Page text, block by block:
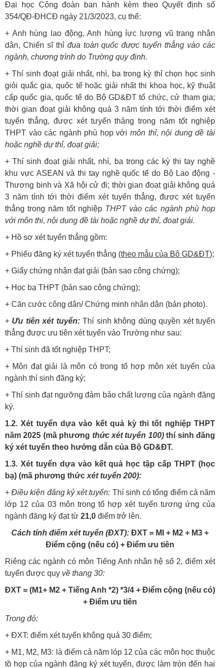
Đại học Công đoàn ban hành kèm theo Quyết định số
354/QĐ-ĐHCĐ ngày 21/3/2023, cụ thể:
+ Anh hùng lao động, Anh hùng ỉực lượng vũ trang nhân
dân, Chiến sĩ thỉ đua toàn quốc được tuyển thẳng vào các
ngành, chương trình do Trường quy định.
+ Thí sinh đoạt giải nhất, nhì, ba trong kỳ thỉ chọn học sinh
giỏi quắc gia, quốc tế hoặc giải nhất thi khoa học, kỹ thuật
cấp quốc gia, quốc tế do Bộ GD&ĐT tổ chức, cử tham gia;
thời gian đoạt giải không quá 3 năm tính tới thời điểm xét
tuyển thẳng, được xét tưyển thảng trong năm tốt nghiệp
THPT vào các ngành phù họp vớimôn thỉ, nội dung dề tài
hoặc nghề dự thỉ, đoạt giải;
+ Thí sinh đoạt giải nhất, nhì, ba trong các kỳ thi tay nghề
khu vực ASEAN và thi tay nghề quốc tế do Bộ Lao động -
Thương binh và Xã hội cử đi; thời gian đoạt giải không quá
3 năm tính tới thời điểm xét tuyển thẳng, được xét tuyển
thẳng trong năm tốt nghiệp THPT vào các ngành phù họp
với môn thi, nội dung đề tài hoặc nghề dự thỉ, đoạt giải.
+ Hồ sơ xét tuyển thẳng gồm:
+ Phiếu đăng ký xét tuyển thẳng (theo mẫu của Bô GD&ĐT);
+ Giấy chứng nhận đạt giải (bản sao công chứng);
+ Học bạ THPT (bản sao công chứng);
+ Căn cước công dân/ Chứng minh nhân dân (bản photo).
+ Ưu tiên xét tuyển:Thí sinh không dùng quyền xét tuyển
thẳng được ưu tiên xét tuyển vào Trường như sau:
+ Thí sinh đã tốt nghiệp THPT;
+ Môn đạt giải là môn có trong tổ hợp môn xét tuyển của
ngành thí sinh đăng ký;
+ Thí sinh đạt ngưỡng đảm bảo chất lượng của ngành đăng
ký.
1.2. Xét tuyển dựa vào kết quả kỳ thi tốt nghiệp THPT
năm 2025 (mã phương thức xét tuyển 100)thí sinh đăng
ký xét tuyển theo hướng dẫn của Bộ GD&ĐT.
1.3. Xét tuyển dựa vào kết quả học tập cấp THPT (học
bạ) (mã phương thức xét tuyển 200):
+Điều kiện đăng kỷ xẻt tuyển: Thí sinh có tổng điểm cả năm
lớp 12 của 03 môn trong tổ hợp xét tuyển tương ứng của
ngành đăng ký đạt từ 21,0 điểm trở lên.
Cách tính điểm xét tuyển (ĐXT): ĐXT = MI + M2 + M3 +
Điểm cộng (nếu có) + Điểm ưu tiên
Riêng các ngành có môn Tiếng Anh nhân hệ số 2, điểm xét
tuyển được quy về thang 30:
ĐXT = (M1+ M2 + Tiếng Anh *2) *3/4 + Điểm cộng (nếu có)
+ Điểm ưu tiên
Trong đó:
+ ĐXT: điểm xét tuyển không quá 30 điểm;
+ M1, M2, M3: là điểm cả năm lóp 12 của các môn học thuộc
tồ họp của ngành đăng ký xét tuyển, được làm tròn đến hai